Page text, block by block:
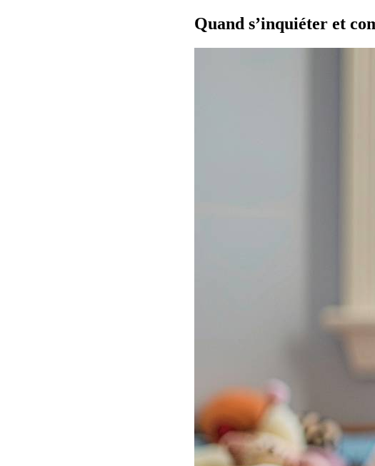
Quand s’inquiéter et